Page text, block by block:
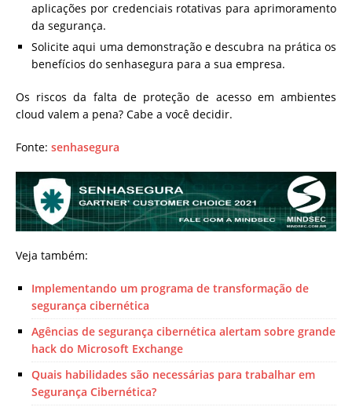
aplicações por credenciais rotativas para aprimoramento
da segurança.
Solicite aqui uma demonstração e descubra na prática os
benefícios do senhasegura para a sua empresa.
Os riscos da falta de proteção de acesso em ambientes
cloud valem a pena? Cabe a você decidir.
Fonte: senhasegura
Veja também:
Implementando um programa de transformação de
segurança cibernética
Agências de segurança cibernética alertam sobre grande
hack do Microsoft Exchange
Quais habilidades são necessárias para trabalhar em
Segurança Cibernética?